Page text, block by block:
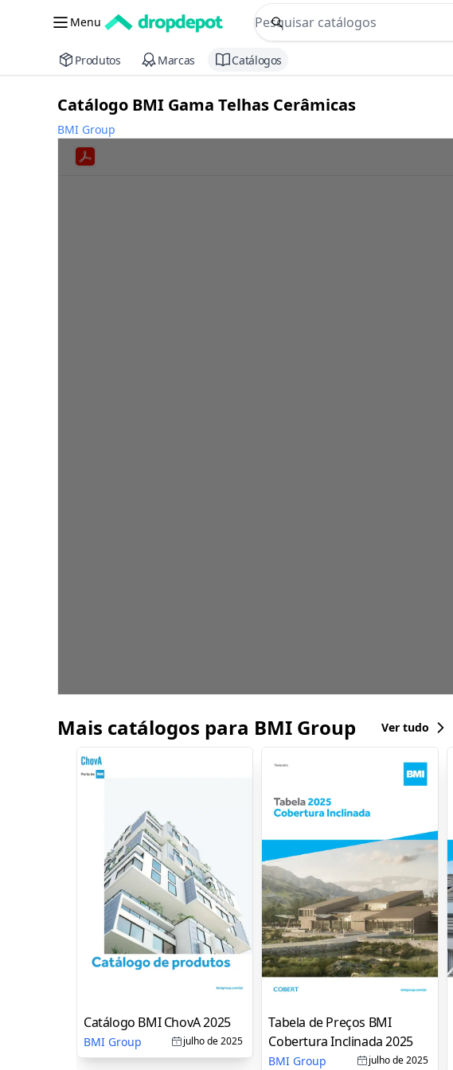
Menu
commerce search no header
Procurar
Produtos Marcas Catálogos
Catálogo BMI Gama Telhas Cerâmicas
BMI Group
Mais catálogos para BMI Group Ver tudo
Catálogo BMI ChovA 2025
BMI Group julho de 2025
Tabela de Preços BMI
Cobertura Inclinada 2025
BMI Group julho de 2025